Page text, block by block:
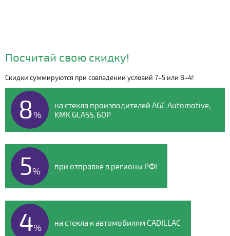
Видео о компании
Посчитай свою скидку!
Скидки суммируются при совпадении условий 7+5 или 8+4!
8%
на стекла производителей AGC Automotive,
KMK GLASS, БОР
5% при отправке в регионы РФ!
4% на стекла к автомобилям CADILLAC